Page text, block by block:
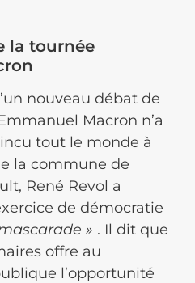
la tournée
nouveau débat de
Macron n’a
tout le monde à
la commune de
René Revol a
de démocratie
» . Il dit que
offre au
l’opportunité